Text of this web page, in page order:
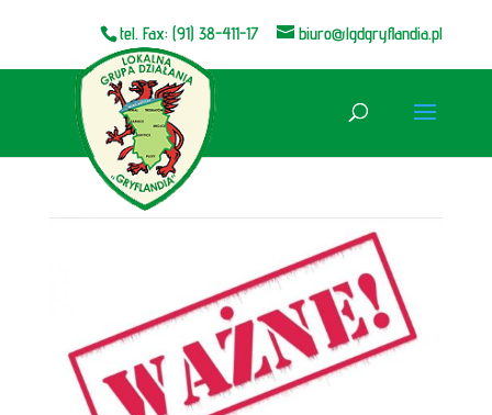
Otwórz pasek narzędzi
tel. Fax: (91) 38-411-17 biuro@lgdgryflandia.pl